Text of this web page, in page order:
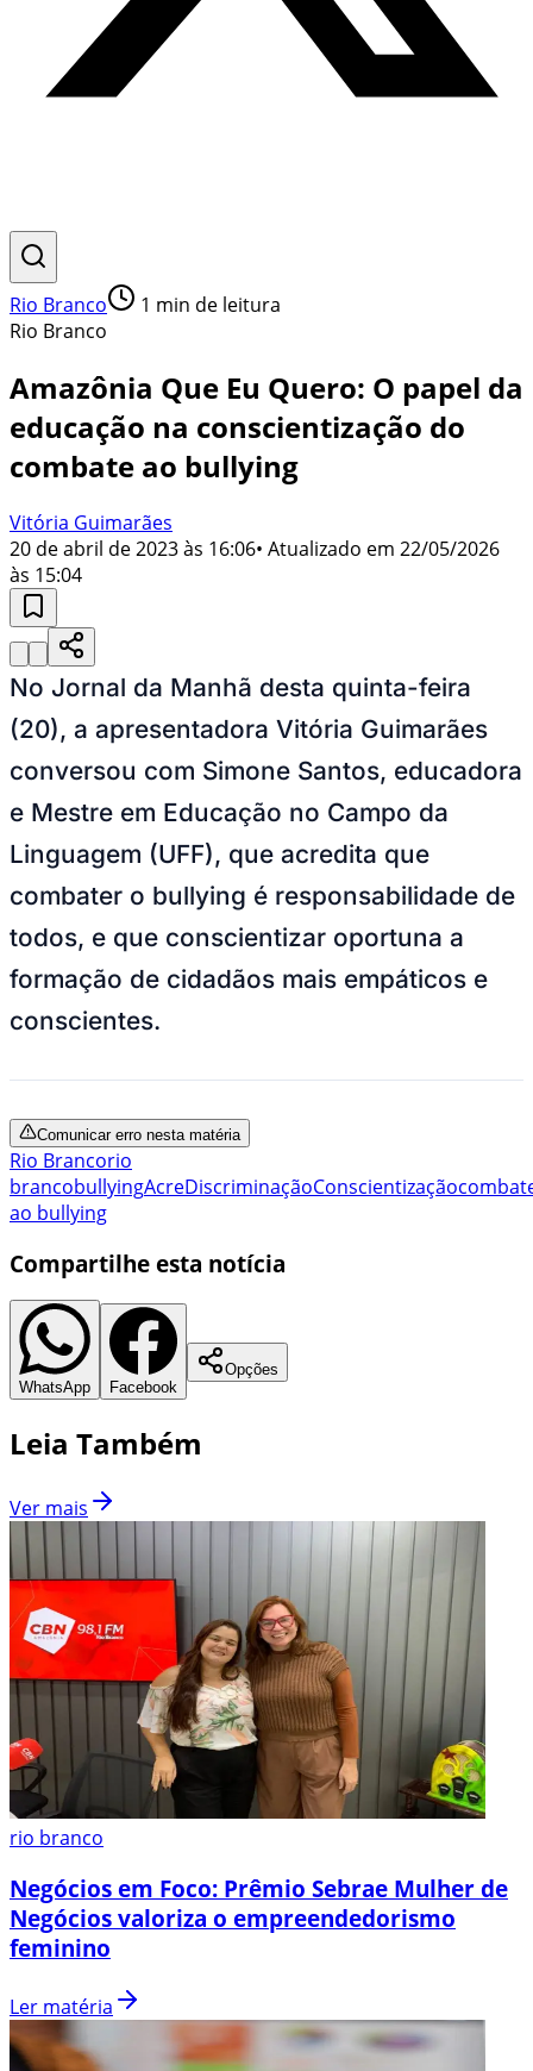
Rio Branco 1 min de leitura
Rio Branco
Amazônia Que Eu Quero: O papel da
educação na conscientização do
combate ao bullying
Vitória Guimarães
20 de abril de 2023 às 16:06• Atualizado em 22/05/2026
às 15:04
No Jornal da Manhã desta quinta-feira
(20), a apresentadora Vitória Guimarães
conversou com Simone Santos, educadora
e Mestre em Educação no Campo da
Linguagem (UFF), que acredita que
combater o bullying é responsabilidade de
todos, e que conscientizar oportuna a
formação de cidadãos mais empáticos e
conscientes.
Comunicar erro nesta matéria
Rio Brancorio
brancobullyingAcreDiscriminaçãoConscientização
ao bullying
Compartilhe esta notícia
WhatsApp Facebook
Opções
Leia Também
Ver mais
rio branco
Negócios em Foco: Prêmio Sebrae Mulher de
Negócios valoriza o empreendedorismo
feminino
Ler matéria